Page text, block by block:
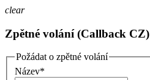
clear
Zpětné volání (Callback CZ)
Požádat o zpětné volání
Název*